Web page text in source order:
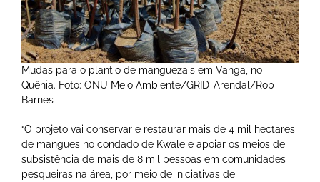
Mudas para o plantio de manguezais em Vanga, no
Quênia. Foto: ONU Meio Ambiente/GRID-Arendal/Rob
Barnes
“O projeto vai conservar e restaurar mais de 4 mil hectares
de mangues no condado de Kwale e apoiar os meios de
subsistência de mais de 8 mil pessoas em comunidades
pesqueiras na área, por meio de iniciativas de